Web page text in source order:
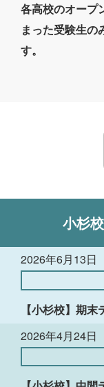
各高校のオープ
まった受験生の
す。
小杉校
2026年6月13日
【小杉校】期
2026年4月24日